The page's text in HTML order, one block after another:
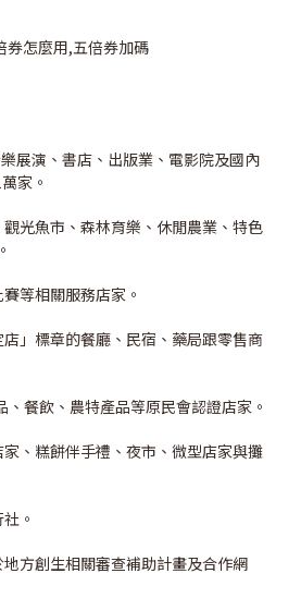
展演、書店、出版業、電影院及國內
家。
光魚市、森林育樂、休閒農業、特色
等相關服務店家。
」標章的餐廳、民宿、藥局跟零售商
餐飲、農特產品等原民會認證店家。
、糕餅伴手禮、夜市、微型店家與攤
。
方創生相關審查補助計畫及合作網